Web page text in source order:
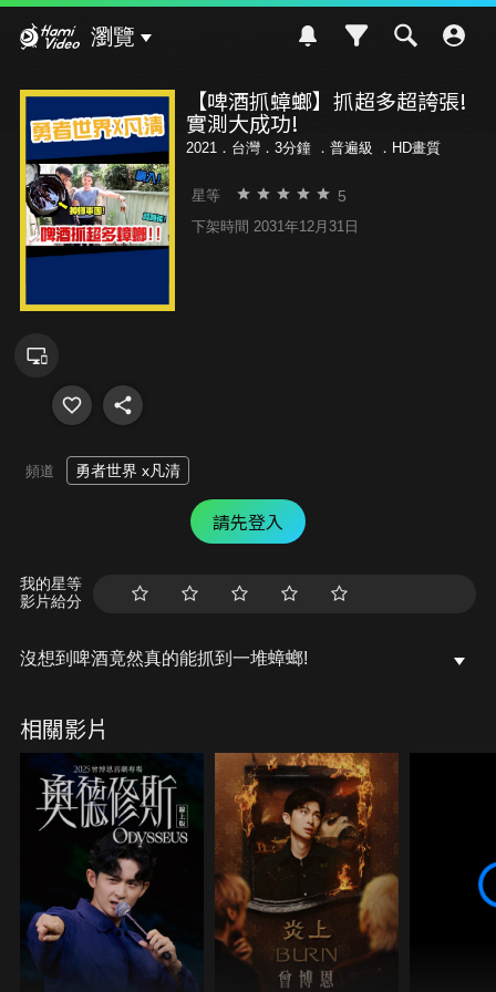
瀏覽
【啤酒抓蟑螂】抓超多超誇張!
實測大成功!
2021．台灣．3分鐘 ． 普遍級 ．HD畫質
星等 5
下架時間 2031年12月31日
頻道 勇者世界 x凡清
請先登入
我的星等
影片給分
沒想到啤酒竟然真的能抓到一堆蟑螂!
相關影片